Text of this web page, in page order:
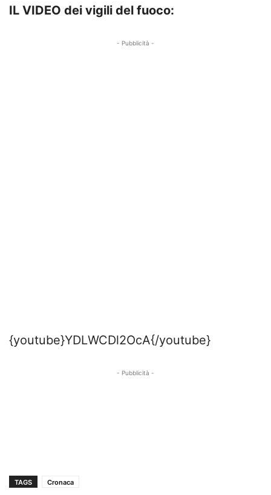
IL VIDEO dei vigili del fuoco:
- Pubblicità -
{youtube}YDLWCDl2OcA{/youtube}
- Pubblicità -
TAGS Cronaca